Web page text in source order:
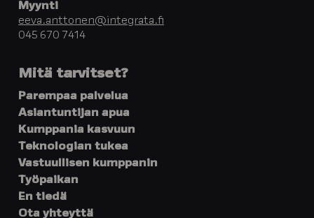
Myynti
eeva.anttonen@integrata.fi
045 670 7414
Mitä tarvitset?
Parempaa palvelua
Asiantuntijan apua
Kumppania kasvuun
Teknologian tukea
Vastuullisen kumppanin
Työpaikan
En tiedä
Ota yhteyttä